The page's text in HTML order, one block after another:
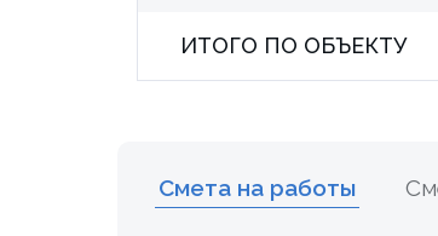
ИТОГО ПО ОБЪЕКТУ
Смета на работы